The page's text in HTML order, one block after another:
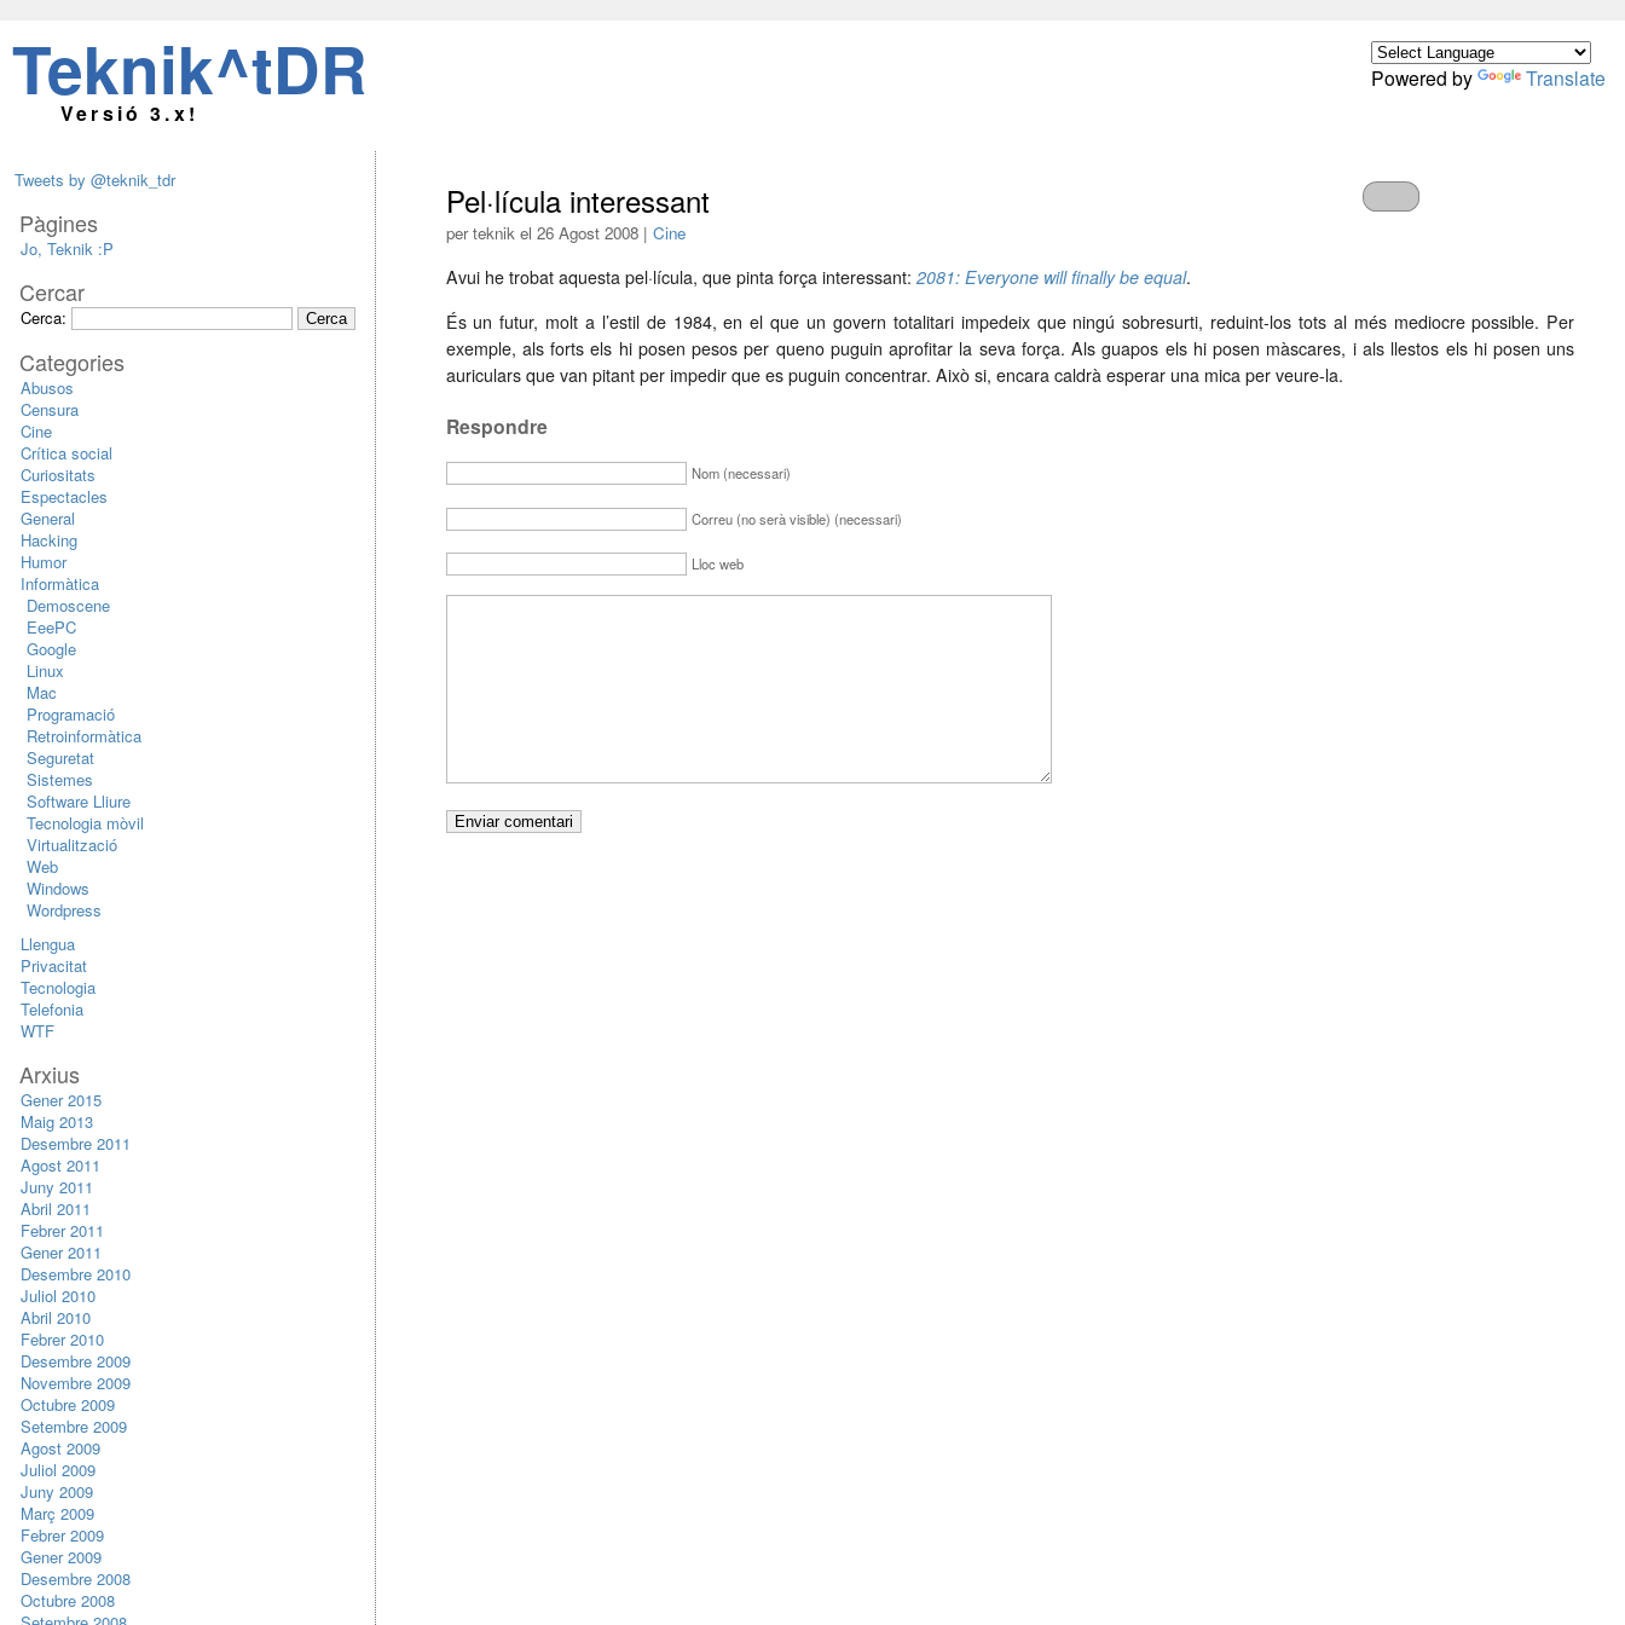
Powered by Translate
Teknik^tDR
Versió 3.x!
Pel·lícula interessant
per teknik el 26 Agost 2008 | Cine
Avui he trobat aquesta pel·lícula, que pinta força interessant: 2081: Everyone will finally be equal.
És un futur, molt a l’estil de 1984, en el que un govern totalitari impedeix que ningú sobresurti, reduint-los tots al més mediocre possible. Per
exemple, als forts els hi posen pesos per queno puguin aprofitar la seva força. Als guapos els hi posen màscares, i als llestos els hi posen uns
auriculars que van pitant per impedir que es puguin concentrar. Això si, encara caldrà esperar una mica per veure-la.
Respondre
Nom (necessari)
Correu (no serà visible) (necessari)
Lloc web
Tweets by @teknik_tdr
Pàgines
Jo, Teknik :P
Cercar
Cerca:
Categories
Abusos
Censura
Cine
Crítica social
Curiositats
Espectacles
General
Hacking
Humor
Informàtica
Demoscene
EeePC
Google
Linux
Mac
Programació
Retroinformàtica
Seguretat
Sistemes
Software Lliure
Tecnologia mòvil
Virtualització
Web
Windows
Wordpress
Llengua
Privacitat
Tecnologia
Telefonia
WTF
Arxius
Gener 2015
Maig 2013
Desembre 2011
Agost 2011
Juny 2011
Abril 2011
Febrer 2011
Gener 2011
Desembre 2010
Juliol 2010
Abril 2010
Febrer 2010
Desembre 2009
Novembre 2009
Octubre 2009
Setembre 2009
Agost 2009
Juliol 2009
Juny 2009
Març 2009
Febrer 2009
Gener 2009
Desembre 2008
Octubre 2008